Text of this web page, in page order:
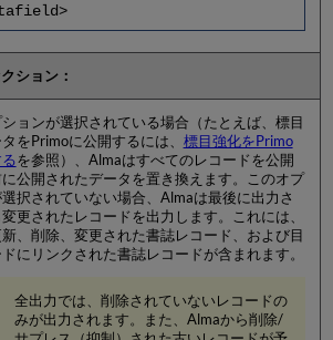
ション：
ションが選択されている場合（たとえば、標目
をPrimoに公開するには、 標目強化をPrimo
を参照）、Almaはすべてのレコードを公開
に公開されたデータを置き換えます。このオプ
択されていない場合、Almaは最後に出力さ
更されたレコードを出力します。これには、
、削除、変更された書誌レコード、および目
にリンクされた書誌レコードが含まれます。
全出力では、削除されていないレコードの
みが出力されます。また、Almaから削除/